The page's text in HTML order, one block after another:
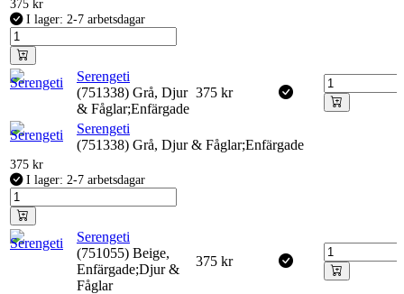
375 kr
I lager: 2-7 arbetsdagar
Serengeti
(751338) Grå, Djur
& Fåglar;Enfärgade
375 kr
Serengeti
(751338) Grå, Djur & Fåglar;Enfärgade
375 kr
I lager: 2-7 arbetsdagar
Serengeti
(751055) Beige,
Enfärgade;Djur &
Fåglar
375 kr